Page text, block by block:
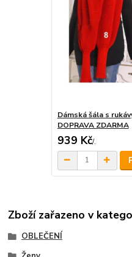
Dámská šála s
DOPRAVA ZDARMA
939 Kč/.
Zboží zařazeno v
OBLEČENÍ